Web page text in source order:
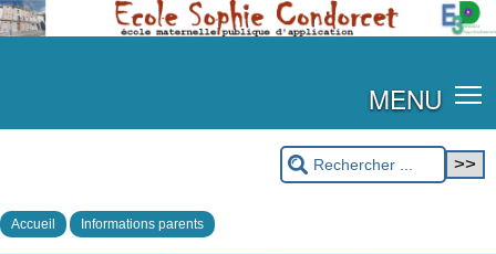
MENU
Accueil Informations parents